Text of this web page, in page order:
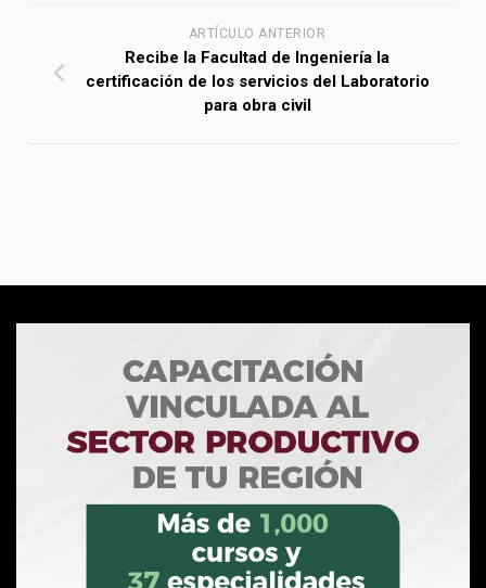
ARTÍCULO ANTERIOR
Recibe la Facultad de Ingeniería la
certificación de los servicios del Laboratorio
para obra civil